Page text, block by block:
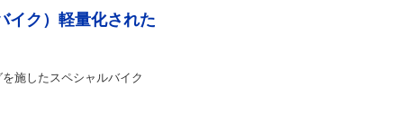
イク）軽量化された
施したスペシャルバイク